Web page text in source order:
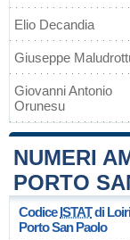
Elio Decandia
Giuseppe
Giovanni Antonio
Orunesu
NUMERI
PORTO
CodiceISTATdi Loiri
Porto San Paolo